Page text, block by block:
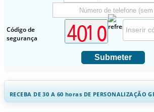
Código de
segurança
Submeter
RECEBA DE 30 A 60 horas DE PERSONALIZAÇÃO